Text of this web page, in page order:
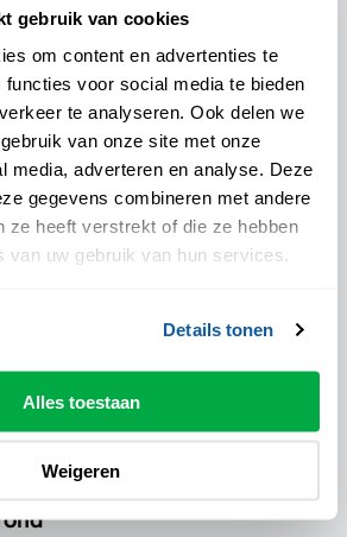
gebruik van cookies
om content en advertenties te
functies voor social media te bieden
te analyseren. Ook delen we
van onze site met onze
media, adverteren en analyse. Deze
gegevens combineren met andere
ze heeft verstrekt of die ze hebben
van uw gebruik van hun services.
Details tonen
Alles toestaan
Weigeren
- Hanzestrohmzaal